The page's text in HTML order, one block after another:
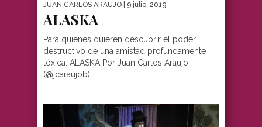
JUAN CARLOS ARAUJO | 9 julio, 2019
ALASKA
Para quienes quieren descubrir el poder
destructivo de una amistad profundamente
tóxica. ALASKA Por Juan Carlos Araujo
(@jcaraujob)...